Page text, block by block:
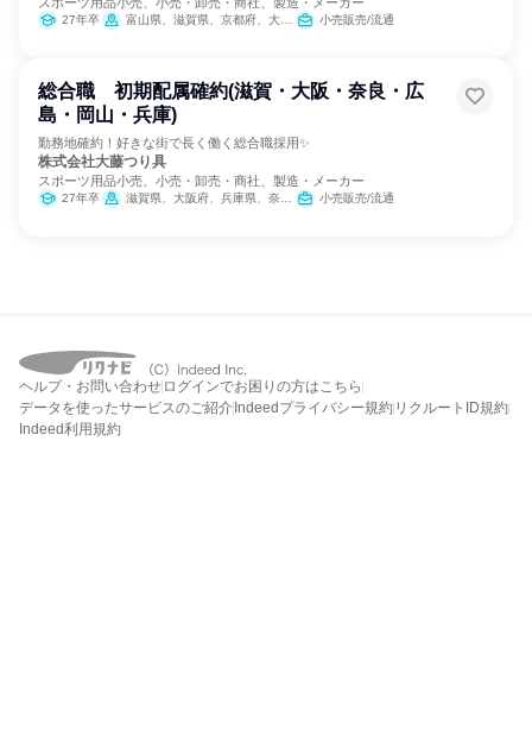
27年卒 富山県、滋賀県、京都府、大阪府、兵庫県、奈良県、和歌山県、岡山県、広島県 小売販売/流通
総合職 初期配属確約(滋賀・大阪・奈良・広
島・岡山・兵庫)
勤務地確約！好きな街で長く働く総合職採用✨
株式会社大藤つり具
スポーツ用品小売、小売・卸売・商社、製造・メーカー
27年卒 滋賀県、大阪府、兵庫県、奈良県、岡山県、広島県 小売販売/流通
ヘルプ・お問い合わせ ログインでお困りの方はこちら
データを使ったサービスのご紹介 Indeedプライバシー規約 リクルートID規約
Indeed利用規約